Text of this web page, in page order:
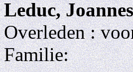
Leduc,
Overleden :
Familie: